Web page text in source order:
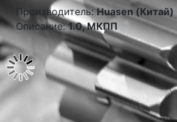
Производитель:Huasen (Китай)
Описание:1.0, МКПП